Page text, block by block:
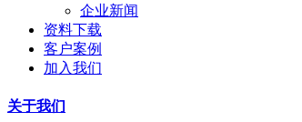
企业新闻
资料下载
客户案例
加入我们
关于我们